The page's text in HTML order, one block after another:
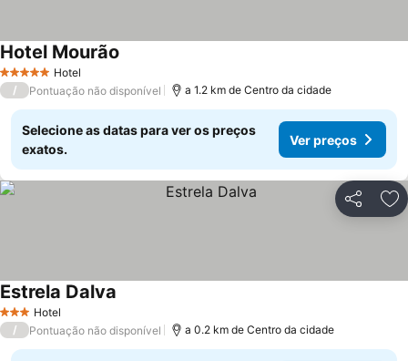
5 Estrelas Hotel
Hotel Mourão
/ Pontuação não disponível a 1.2 km de Centro da cidade
Selecione as datas para ver os preços
exatos.
Ver preços
Partilhar
3 EstrelasHotel
Estrela Dalva
/ Pontuação não disponível a 0.2 km de Centro da cidade